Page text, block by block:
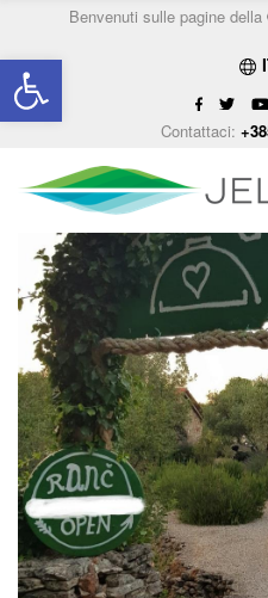
Open toolbar
Benvenuti sulle pagine della
Contattaci: